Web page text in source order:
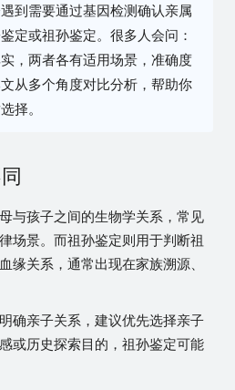
到需要通过基因检测确认亲属
定或祖孙鉴定。很多人会问：
，两者各有适用场景，准确度
从多个角度对比分析，帮助你
择。
与孩子之间的生物学关系，常见
场景。而祖孙鉴定则用于判断祖
缘关系，通常出现在家族溯源、
确亲子关系，建议优先选择亲子
或历史探索目的，祖孙鉴定可能